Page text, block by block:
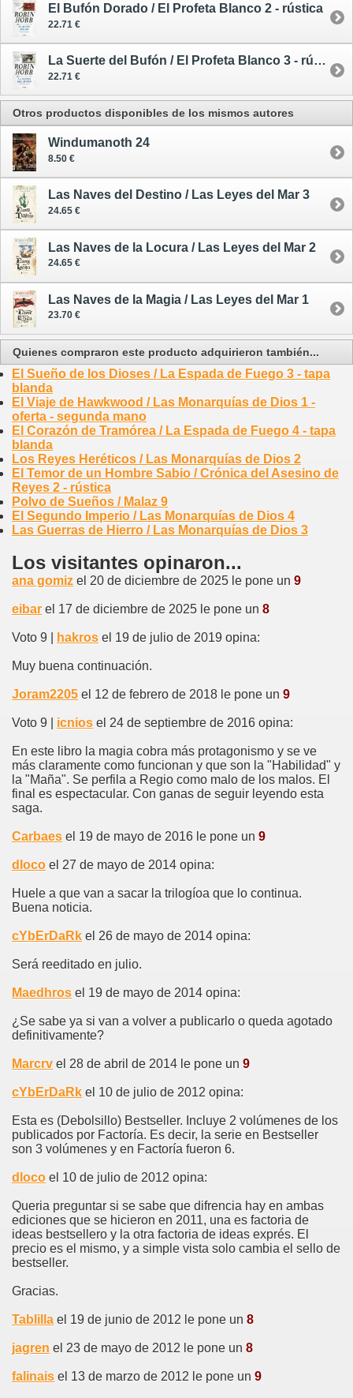
El Bufón Dorado / El Profeta Blanco 2 - rústica
22.71 €
La Suerte del Bufón / El Profeta Blanco 3 - rústica
22.71 €
Otros productos disponibles de los mismos autores
Windumanoth 24
8.50 €
Las Naves del Destino / Las Leyes del Mar 3
24.65 €
Las Naves de la Locura / Las Leyes del Mar 2
24.65 €
Las Naves de la Magia / Las Leyes del Mar 1
23.70 €
Quienes compraron este producto adquirieron también...
El Sueño de los Dioses / La Espada de Fuego 3 - tapa
blanda
El Viaje de Hawkwood / Las Monarquías de Dios 1 -
oferta - segunda mano
El Corazón de Tramórea / La Espada de Fuego 4 - tapa
blanda
Los Reyes Heréticos / Las Monarquías de Dios 2
El Temor de un Hombre Sabio / Crónica del Asesino de
Reyes 2 - rústica
Polvo de Sueños / Malaz 9
El Segundo Imperio / Las Monarquías de Dios 4
Las Guerras de Hierro / Las Monarquías de Dios 3
Los visitantes opinaron...
ana gomiz el 20 de diciembre de 2025 le pone un 9
eibar el 17 de diciembre de 2025 le pone un 8
Voto 9 | hakros el 19 de julio de 2019 opina:
Muy buena continuación.
Joram2205 el 12 de febrero de 2018 le pone un 9
Voto 9 | icnios el 24 de septiembre de 2016 opina:
En este libro la magia cobra más protagonismo y se ve
más claramente como funcionan y que son la "Habilidad" y
la "Maña". Se perfila a Regio como malo de los malos. El
final es espectacular. Con ganas de seguir leyendo esta
saga.
Carbaes el 19 de mayo de 2016 le pone un 9
dloco el 27 de mayo de 2014 opina:
Huele a que van a sacar la trilogíoa que lo continua.
Buena noticia.
cYbErDaRk el 26 de mayo de 2014 opina:
Será reeditado en julio.
Maedhros el 19 de mayo de 2014 opina:
¿Se sabe ya si van a volver a publicarlo o queda agotado
definitivamente?
Marcrv el 28 de abril de 2014 le pone un 9
cYbErDaRk el 10 de julio de 2012 opina:
Esta es (Debolsillo) Bestseller. Incluye 2 volúmenes de los
publicados por Factoría. Es decir, la serie en Bestseller
son 3 volúmenes y en Factoría fueron 6.
dloco el 10 de julio de 2012 opina:
Queria preguntar si se sabe que difrencia hay en ambas
ediciones que se hicieron en 2011, una es factoria de
ideas bestsellero y la otra factoria de ideas exprés. El
precio es el mismo, y a simple vista solo cambia el sello de
bestseller.
Gracias.
Tablilla el 19 de junio de 2012 le pone un 8
jagren el 23 de mayo de 2012 le pone un 8
falinais el 13 de marzo de 2012 le pone un 9